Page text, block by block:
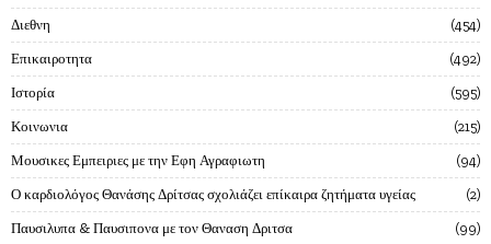
Διεθνη 454
Επικαιροτητα 492
Ιστορία 595
Κοινωνια 215
Μουσικες Εμπειριες με την Εφη Αγραφιωτη 94
Ο καρδιολόγος Θανάσης Δρίτσας σχολιάζει επίκαιρα ζητήματα υγείας 2
Παυσιλυπα & Παυσιπονα με τον Θαναση Δριτσα 99